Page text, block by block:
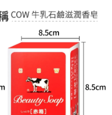
之使用額度並採取法律行動。